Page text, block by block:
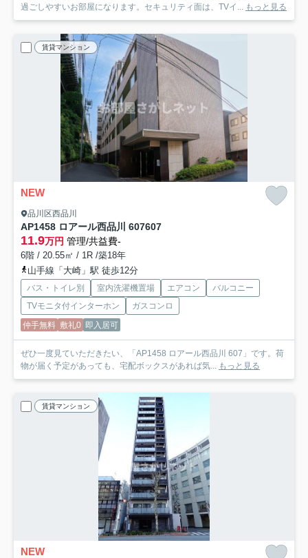
過ごしやすいお部屋になります。セキュリティ面は、TVイ...
もっと見る
賃貸マンション
NEW
品川区西品川
AP1458 ロアール西品川 607607
11.9万円 管理/共益費-
6階 / 20.55㎡ / 1R /築18年
山手線「大崎」駅 徒歩12分
バス・トイレ別 室内洗濯機置場 エアコン
バルコニー
TVモニタ付インターホン
ガスコンロ
仲手無料 敷礼0 即入居可
ぜひ一度見ていただきたい、「AP1458 ロアール西品川 607」です。荷
物が届く予定があっても、宅配ボックスがあれば気...
もっと見る
賃貸マンション
NEW